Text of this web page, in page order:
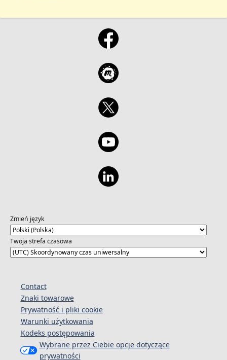
Zmień język
Twoja strefa czasowa
Contact
Znaki towarowe
Prywatność i pliki cookie
Warunki użytkowania
Kodeks postępowania
Wybrane przez Ciebie opcje dotyczące
prywatności